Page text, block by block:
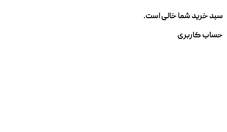
سبد خرید شما خالی است.
حساب کاربری